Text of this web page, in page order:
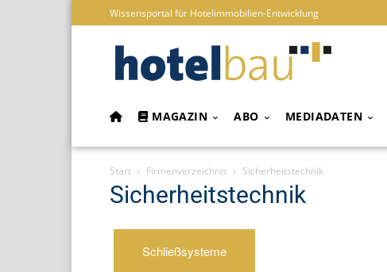
Wissensportal für Hotelimmobilien-Entwicklung
MAGAZIN ABO MEDIADATEN
Start Firmenverzeichnis Sicherheitstechnik
Sicherheitstechnik
Schließsysteme